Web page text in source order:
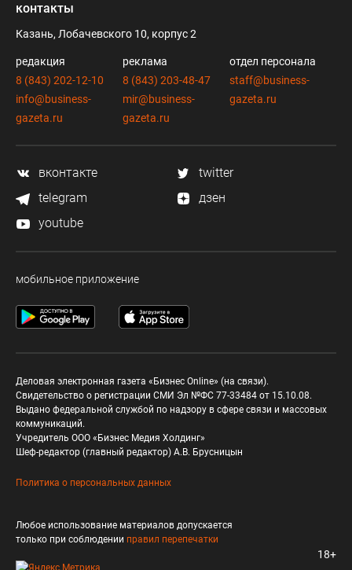
контакты
Казань, Лобачевского 10, корпус 2
редакция
8 (843) 202-12-10
info@business-
gazeta.ru
реклама
8 (843) 203-48-47
mir@business-
gazeta.ru
отдел персонала
staff@business-
gazeta.ru
вконтакте
twitter
telegram
дзен
youtube
мобильное приложение
Деловая электронная газета «Бизнес Online» (на связи).
Свидетельство о регистрации СМИ Эл №ФС 77-33484 от 15.10.08.
Выдано федеральной службой по надзору в сфере связи и массовых
коммуникаций.
Учредитель ООО «Бизнес Медия Холдинг»
Шеф-редактор (главный редактор) А.В. Брусницын
Политика о персональных данных
Любое использование материалов допускается
только при соблюдении правил перепечатки
18+